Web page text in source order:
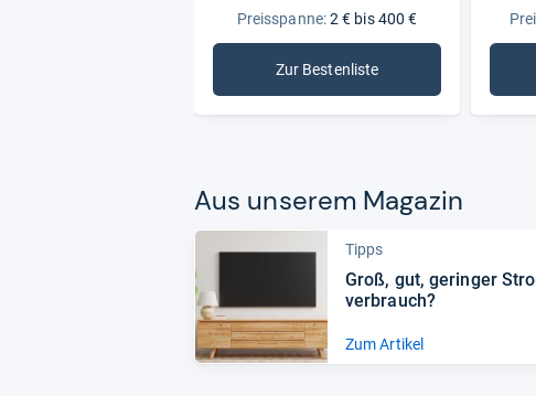
Preisspanne:2 € bis 400 €
Zur Bestenliste
: TV-Receiver
Aus unse­rem Maga­zin
Tipps
Groß, gut, gerin­ger
ver­brauch?
Zum Artikel